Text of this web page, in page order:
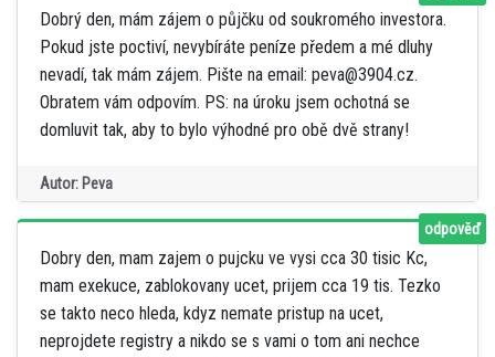
Dobrý den, mám zájem o půjčku od soukromého investora.
Pokud jste poctiví, nevybíráte peníze předem a mé dluhy
nevadí, tak mám zájem. Pište na email: peva@3904.cz.
Obratem vám odpovím. PS: na úroku jsem ochotná se
domluvit tak, aby to bylo výhodné pro obě dvě strany!
Autor: Peva
Dobry den, mam zajem o pujcku ve vysi cca 30 tisic Kc,
mam exekuce, zablokovany ucet, prijem cca 19 tis. Tezko
se takto neco hleda, kdyz nemate pristup na ucet,
neprojdete registry a nikdo se s vami o tom ani nechce
odpověď